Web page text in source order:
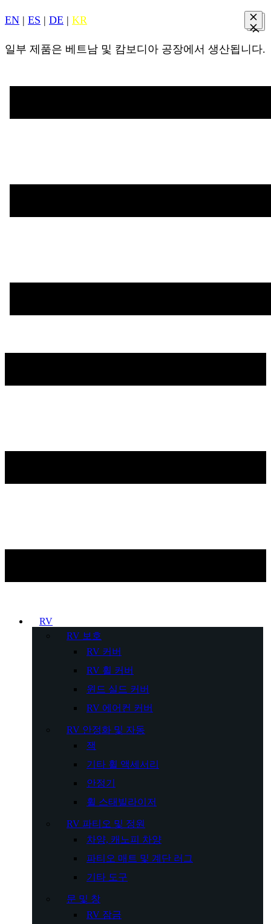
EN | ES | DE | KR
일부 제품은 베트남 및 캄보디아 공장에서 생산됩니다.
RV
RV 보호
RV 커버
RV 휠 커버
윈드 실드 커버
RV 에어컨 커버
RV 안정화 및 자동
잭
기타 휠 액세서리
안정기
휠 스태빌라이저
RV 파티오 및 정원
차양, 캐노피 차양
파티오 매트 및 계단 러그
기타 도구
문 및 창
RV 잠금